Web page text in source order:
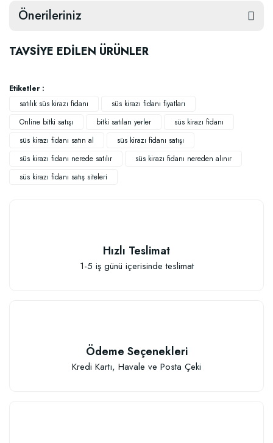
Önerileriniz
TAVSİYE EDİLEN ÜRÜNLER
Elastik Meyve Fidanı Bağlama İpi (10 Fidan İçin )
Sepete Ekle
Etiketler :
satılık süs kirazı fidanı
süs kirazı fidanı fiyatları
Online bitki satışı
bitki satılan yerler
süs kirazı fidanı
süs kirazı fidanı satın al
süs kirazı fidanı satışı
süs kirazı fidanı nerede satılır
süs kirazı fidanı nereden alınır
süs kirazı fidanı satış siteleri
Hızlı Teslimat
1-5 iş günü içerisinde teslimat
Ödeme Seçenekleri
Kredi Kartı, Havale ve Posta Çeki